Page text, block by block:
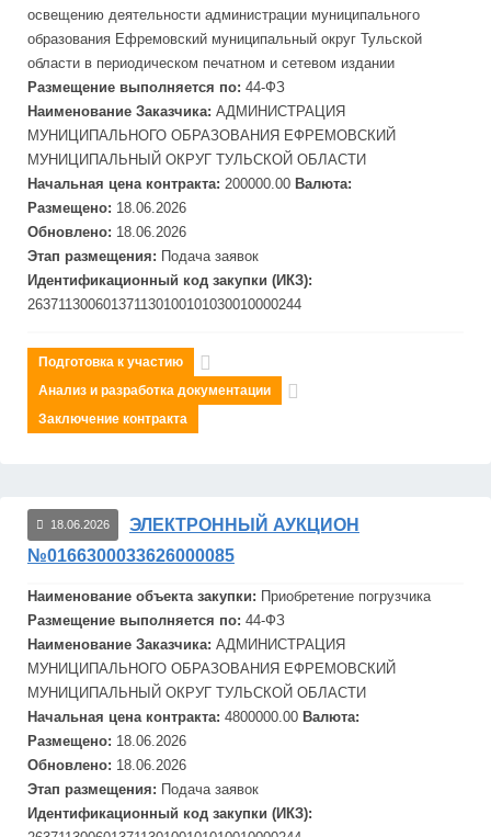
освещению деятельности администрации муниципального
образования Ефремовский муниципальный округ Тульской
области в периодическом печатном и сетевом издании
Размещение выполняется по: 44-ФЗ
Наименование Заказчика: АДМИНИСТРАЦИЯ
МУНИЦИПАЛЬНОГО ОБРАЗОВАНИЯ ЕФРЕМОВСКИЙ
МУНИЦИПАЛЬНЫЙ ОКРУГ ТУЛЬСКОЙ ОБЛАСТИ
Начальная цена контракта: 200000.00 Валюта:
Размещено: 18.06.2026
Обновлено: 18.06.2026
Этап размещения: Подача заявок
Идентификационный код закупки (ИКЗ):
263711300601371130100101030010000244
Подготовка к участию
Анализ и разработка документации
Заключение контракта
18.06.2026
ЭЛЕКТРОННЫЙ АУКЦИОН
№0166300033626000085
Наименование объекта закупки: Приобретение погрузчика
Размещение выполняется по: 44-ФЗ
Наименование Заказчика: АДМИНИСТРАЦИЯ
МУНИЦИПАЛЬНОГО ОБРАЗОВАНИЯ ЕФРЕМОВСКИЙ
МУНИЦИПАЛЬНЫЙ ОКРУГ ТУЛЬСКОЙ ОБЛАСТИ
Начальная цена контракта: 4800000.00 Валюта:
Размещено: 18.06.2026
Обновлено: 18.06.2026
Этап размещения: Подача заявок
Идентификационный код закупки (ИКЗ):